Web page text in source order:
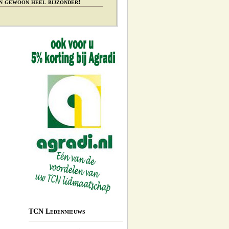
gewoon heel bijzonder!
TCN Ledennieuws